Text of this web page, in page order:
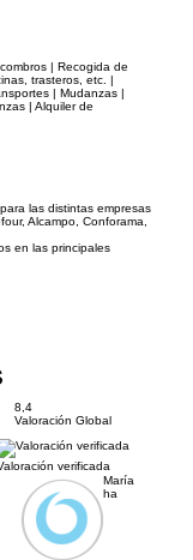
| Recogida de
trasteros, etc. |
| Mudanzas |
| Alquiler de
las distintas empresas
Alcampo, Conforama,
en las principales
8,4
Valoración Global
verificada
María
ha